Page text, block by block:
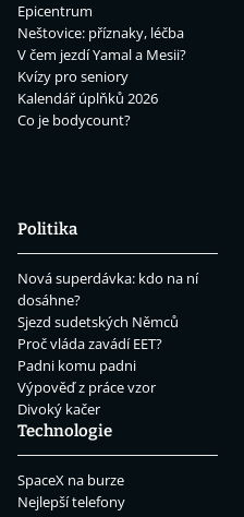
Epicentrum
Neštovice: příznaky, léčba
V čem jezdí Yamal a Mesii?
Kvízy pro seniory
Kalendář úplňků 2026
Co je bodycount?
Politika
Nová superdávka: kdo na ní
dosáhne?
Sjezd sudetských Němců
Proč vláda zavádí EET?
Padni komu padni
Výpověď z práce vzor
Divoký kačer
Technologie
SpaceX na burze
Nejlepší telefony